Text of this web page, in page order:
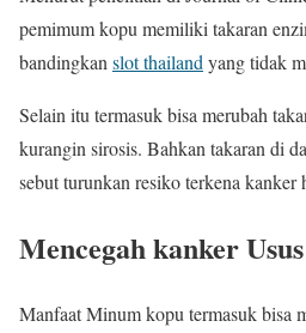
pemimum kopu memiliki takaran
bandingkanslot thailandyang tidak
Selain itu termasuk bisa merubah
kurangin sirosis. Bahkan takaran di
sebut turunkan resiko terkena kanker
Mencegah kanker Usus
Manfaat Minum kopu termasuk bisa